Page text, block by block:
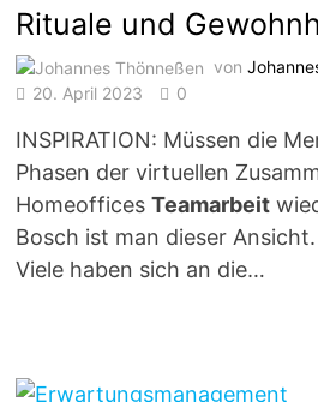
Rituale und
von
20. April 2023
0
INSPIRATION: Müssen die
Phasen der virtuellen
HomeofficesTeamarbeit
Bosch ist man dieser
Viele haben sich an die…